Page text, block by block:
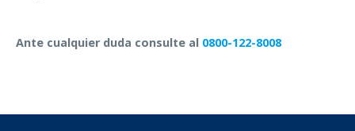
Ante cualquier duda consulte al 0800-122-8008